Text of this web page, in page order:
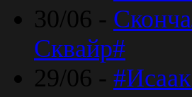
30/06 -
Сквайр#
29/06 -